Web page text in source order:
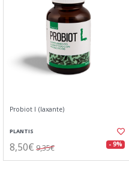
Probiot l (laxante)
PLANTIS
8,50€ 9,35€ - 9%